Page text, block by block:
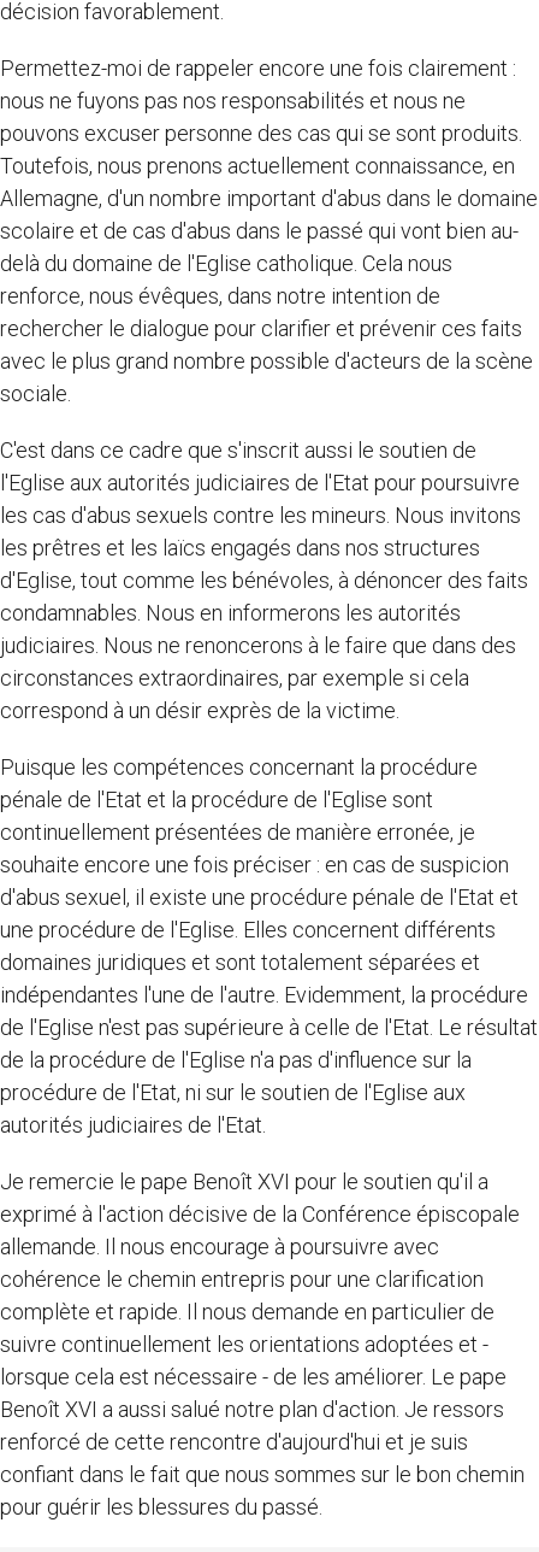
décision favorablement.
Permettez-moi de rappeler encore une fois clairement :
nous ne fuyons pas nos responsabilités et nous ne
pouvons excuser personne des cas qui se sont produits.
Toutefois, nous prenons actuellement connaissance, en
Allemagne, d'un nombre important d'abus dans le domaine
scolaire et de cas d'abus dans le passé qui vont bien au-
delà du domaine de l'Eglise catholique. Cela nous
renforce, nous évêques, dans notre intention de
rechercher le dialogue pour clarifier et prévenir ces faits
avec le plus grand nombre possible d'acteurs de la scène
sociale.
C'est dans ce cadre que s'inscrit aussi le soutien de
l'Eglise aux autorités judiciaires de l'Etat pour poursuivre
les cas d'abus sexuels contre les mineurs. Nous invitons
les prêtres et les laïcs engagés dans nos structures
d'Eglise, tout comme les bénévoles, à dénoncer des faits
condamnables. Nous en informerons les autorités
judiciaires. Nous ne renoncerons à le faire que dans des
circonstances extraordinaires, par exemple si cela
correspond à un désir exprès de la victime.
Puisque les compétences concernant la procédure
pénale de l'Etat et la procédure de l'Eglise sont
continuellement présentées de manière erronée, je
souhaite encore une fois préciser : en cas de suspicion
d'abus sexuel, il existe une procédure pénale de l'Etat et
une procédure de l'Eglise. Elles concernent différents
domaines juridiques et sont totalement séparées et
indépendantes l'une de l'autre. Evidemment, la procédure
de l'Eglise n'est pas supérieure à celle de l'Etat. Le résultat
de la procédure de l'Eglise n'a pas d'influence sur la
procédure de l'Etat, ni sur le soutien de l'Eglise aux
autorités judiciaires de l'Etat.
Je remercie le pape Benoît XVI pour le soutien qu'il a
exprimé à l'action décisive de la Conférence épiscopale
allemande. Il nous encourage à poursuivre avec
cohérence le chemin entrepris pour une clarification
complète et rapide. Il nous demande en particulier de
suivre continuellement les orientations adoptées et -
lorsque cela est nécessaire - de les améliorer. Le pape
Benoît XVI a aussi salué notre plan d'action. Je ressors
renforcé de cette rencontre d'aujourd'hui et je suis
confiant dans le fait que nous sommes sur le bon chemin
pour guérir les blessures du passé.